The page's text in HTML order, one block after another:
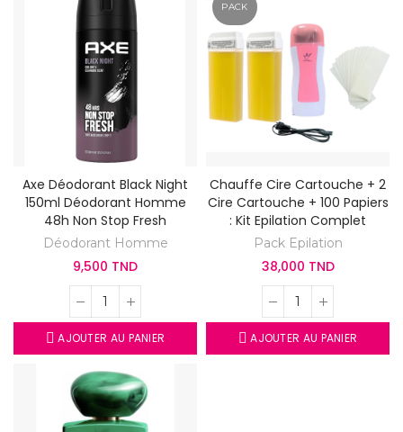
Axe Déodorant Black Night
150ml Déodorant Homme
48h Non Stop Fresh
Déodorant Homme
9,500 TND
AJOUTER AU PANIER
PACK
Chauffe Cire Cartouche + 2
Cire Cartouche + 100 Papiers
: Kit Epilation Complet
Pack Epilation
38,000 TND
AJOUTER AU PANIER